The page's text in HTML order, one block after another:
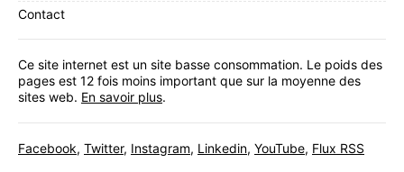
Contact
Ce site internet est un site basse consommation. Le poids des
pages est 12 fois moins important que sur la moyenne des
sites web. En savoir plus.
Facebook, Twitter, Instagram, Linkedin, YouTube, Flux RSS